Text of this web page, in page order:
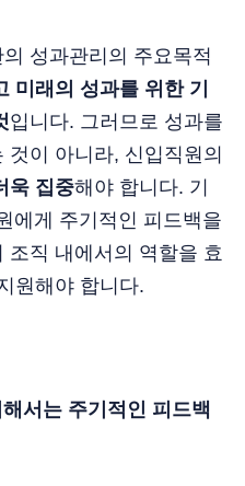
성과관리의 주요목적
미래의 성과를 위한 기
입니다. 그러므로 성과를
이 아니라, 신입직원의
욱 집중해야 합니다. 기
에게 주기적인 피드백을
조직 내에서의 역할을 효
원해야 합니다.
서는 주기적인 피드백